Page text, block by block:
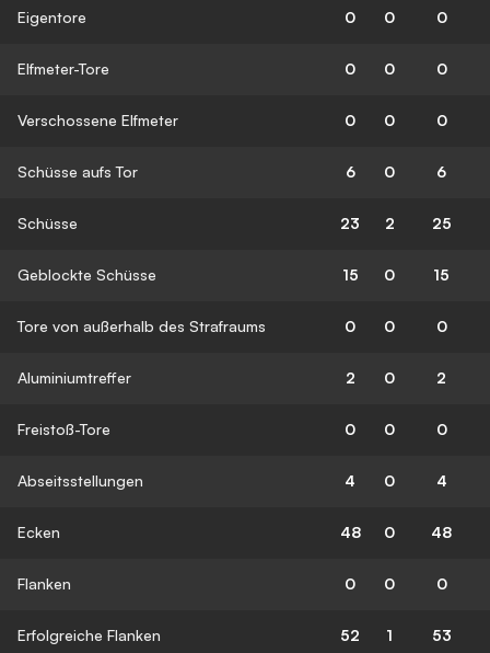
Eigentore 0 0 0
Elfmeter-Tore 0 0 0
Verschossene Elfmeter 0 0 0
Schüsse aufs Tor 6 0 6
Schüsse 23 2 25
Geblockte Schüsse 15 0 15
Tore von außerhalb des Strafraums 0 0 0
Aluminiumtreffer 2 0 2
Freistoß-Tore 0 0 0
Abseitsstellungen 4 0 4
Ecken 48 0 48
Flanken 0 0 0
Erfolgreiche Flanken 52 1 53